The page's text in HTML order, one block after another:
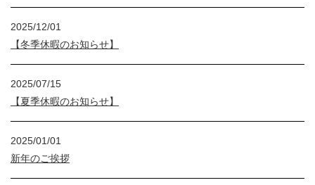
2025/12/01
【冬季休暇のお知らせ】
2025/07/15
【夏季休暇のお知らせ】
2025/01/01
新年のご挨拶